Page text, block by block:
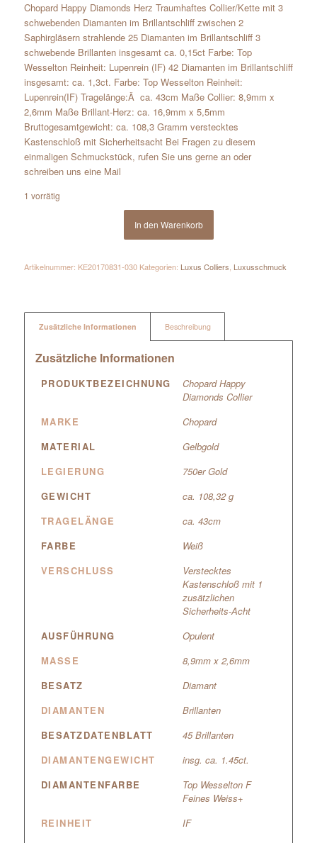
Chopard Happy Diamonds Herz Traumhaftes Collier/Kette mit 3
schwebenden Diamanten im Brillantschliff zwischen 2
Saphirgläsern strahlende 25 Diamanten im Brillantschliff 3
schwebende Brillanten insgesamt ca. 0,15ct Farbe: Top
Wesselton Reinheit: Lupenrein (IF) 42 Diamanten im Brillantschliff
insgesamt: ca. 1,3ct. Farbe: Top Wesselton Reinheit:
Lupenrein(IF) Tragelänge:Â ca. 43cm Maße Collier: 8,9mm x
2,6mm Maße Brillant-Herz: ca. 16,9mm x 5,5mm
Bruttogesamtgewicht: ca. 108,3 Gramm verstecktes
Kastenschloß mit Sicherheitsacht Bei Fragen zu diesem
einmaligen Schmuckstück, rufen Sie uns gerne an oder
schreiben uns eine Mail
1 vorrätig
In den Warenkorb
Artikelnummer: KE20170831-030 Kategorien: Luxus Colliers, Luxusschmuck
Zusätzliche Informationen Beschreibung
Zusätzliche Informationen
PRODUKTBEZEICHNUNG
Chopard Happy
Diamonds Collier
MARKE
Chopard
MATERIAL
Gelbgold
LEGIERUNG
750er Gold
GEWICHT
ca. 108,32 g
TRAGELÄNGE
ca. 43cm
FARBE
Weiß
VERSCHLUSS
Verstecktes
Kastenschloß mit 1
zusätzlichen
Sicherheits-Acht
AUSFÜHRUNG
Opulent
MASSE
8,9mm x 2,6mm
BESATZ
Diamant
DIAMANTEN
Brillanten
BESATZDATENBLATT
45 Brillanten
DIAMANTENGEWICHT
insg. ca. 1.45ct.
DIAMANTENFARBE
Top Wesselton F
Feines Weiss+
REINHEIT
IF